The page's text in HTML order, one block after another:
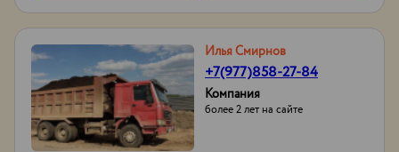
Илья Смирнов
+7(977)858-27-84
Компания
более 2 лет на сайте